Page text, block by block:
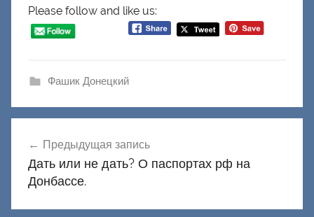
Please follow and like us:
Фашик Донецкий
по
записям
Предыдущая запись
Дать или не дать? О паспортах рф на
Донбассе.